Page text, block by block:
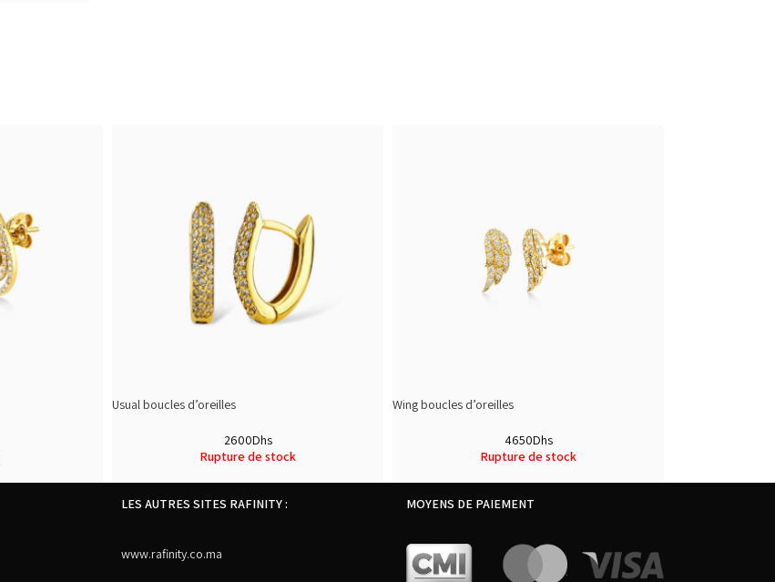
Usual boucles d’oreilles
2600Dhs
Rupture de stock
Wing boucles d’oreilles
4650Dhs
Rupture de stock
LES AUTRES SITES RAFINITY :
www.rafinity.co.ma
MOYENS DE PAIEMENT